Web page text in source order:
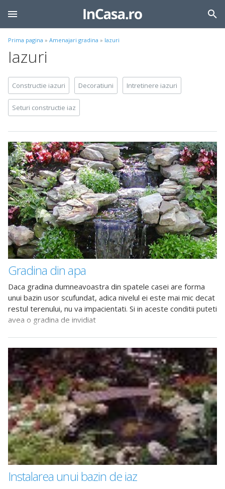
Prima pagina » Amenajari gradina » Iazuri
Iazuri
Constructie iazuri Decoratiuni Intretinere iazuri
Seturi constructie iaz
Gradina din apa
Daca gradina dumneavoastra din spatele casei are forma
unui bazin usor scufundat, adica nivelul ei este mai mic decat
restul terenului, nu va impacientati. Si in aceste conditii puteti
avea o gradina de invidiat
Instalarea unui bazin de iaz